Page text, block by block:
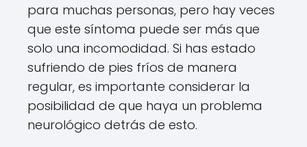
para muchas personas, pero hay veces
que este síntoma puede ser más que
solo una incomodidad. Si has estado
sufriendo de pies fríos de manera
regular, es importante considerar la
posibilidad de que haya un problema
neurológico detrás de esto.